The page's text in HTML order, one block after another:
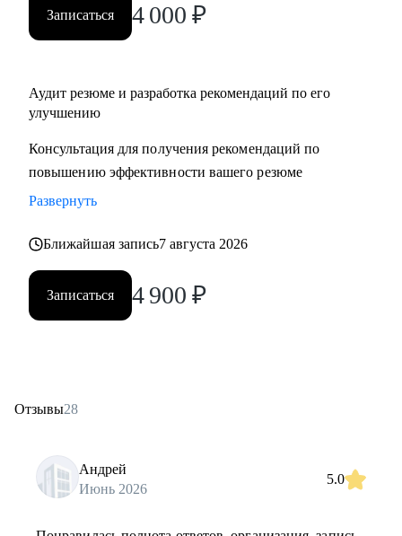
Записаться 4 000 ₽
Аудит резюме и разработка рекомендаций по его
улучшению
Консультация для получения рекомендаций по
повышению эффективности вашего резюме
Развернуть
Ближайшая запись7 августа 2026
Записаться 4 900 ₽
Отзывы28
Андрей
Июнь 2026
5.0